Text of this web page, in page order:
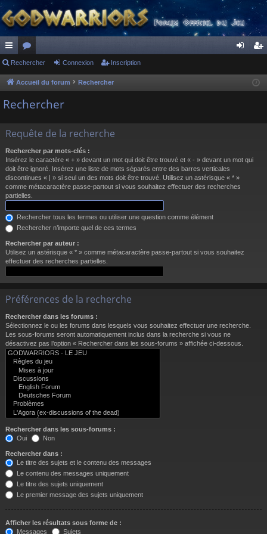
ac
co
ur
s
or
u
m
cri
Rechercher Connexion Inscription
Accueil du forum Rechercher
Rechercher
Requête de la recherche
Rechercher par mots-clés :
Insérez le caractère « + » devant un mot qui doit être trouvé et « - » devant un mot qui
doit être ignoré. Insérez une liste de mots séparés entre des barres verticales
discontinues « | » si seul un des mots doit être trouvé. Utilisez un astérisque « * »
comme métacaractère passe-partout si vous souhaitez effectuer des recherches
partielles.
Rechercher tous les termes ou utiliser une question comme élément
Rechercher n’importe quel de ces termes
Rechercher par auteur :
Utilisez un astérisque « * » comme métacaractère passe-partout si vous souhaitez
effectuer des recherches partielles.
Préférences de la recherche
Rechercher dans les forums :
Sélectionnez le ou les forums dans lesquels vous souhaitez effectuer une recherche.
Les sous-forums seront automatiquement inclus dans la recherche si vous ne
désactivez pas l’option « Rechercher dans les sous-forums » affichée ci-dessous.
Rechercher dans les sous-forums :
Oui
Non
Rechercher dans :
Le titre des sujets et le contenu des messages
Le contenu des messages uniquement
Le titre des sujets uniquement
Le premier message des sujets uniquement
Afficher les résultats sous forme de :
Messages
Sujets